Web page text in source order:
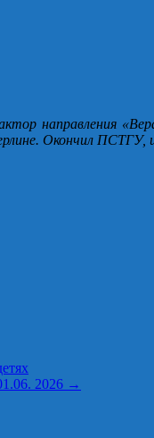
направления
Окончил
2026 →